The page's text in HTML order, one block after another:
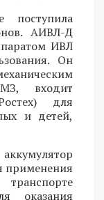
АИВЛ-Д
ИВЛ
Он
входит
для
и детей,
применения